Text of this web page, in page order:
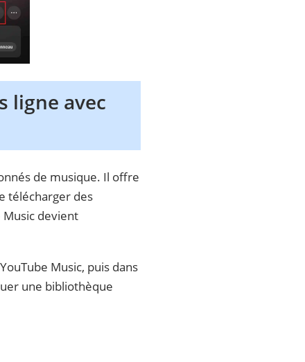
ligne avec
de musique. Il offre
télécharger des
Music devient
Music, puis dans
une bibliothèque